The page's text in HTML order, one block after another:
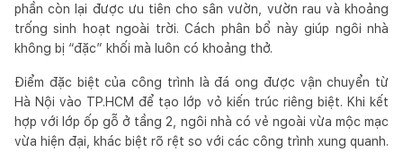
phần còn lại được ưu tiên cho sân vườn, vườn rau và khoảng
trống sinh hoạt ngoài trời. Cách phân bổ này giúp ngôi nhà
không bị “đặc” khối mà luôn có khoảng thở.
Điểm đặc biệt của công trình là đá ong được vận chuyển từ
Hà Nội vào TP.HCM để tạo lớp vỏ kiến trúc riêng biệt. Khi kết
hợp với lớp ốp gỗ ở tầng 2, ngôi nhà có vẻ ngoài vừa mộc mạc
vừa hiện đại, khác biệt rõ rệt so với các công trình xung quanh.